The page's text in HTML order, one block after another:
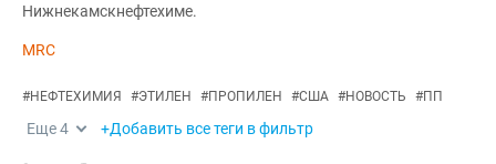
Нижнекамскнефтехиме.
MRC
#НЕФТЕХИМИЯ #ЭТИЛЕН #ПРОПИЛЕН #США #НОВОСТЬ #ПП
Еще4 +Добавить все теги в фильтр